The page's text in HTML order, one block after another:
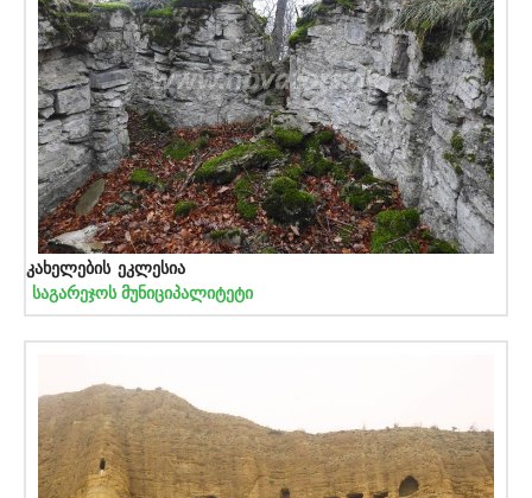
კახელების ეკლესია
საგარეჯოს მუნიციპალიტეტი